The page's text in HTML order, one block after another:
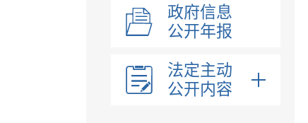
政府信息
公开年报
法定主动
公开内容